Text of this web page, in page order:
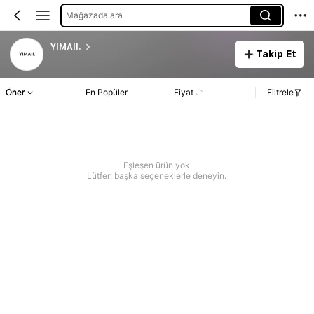
Mağazada ara
YIMAII.
Takip Et
Öner En Popüler Fiyat Filtrele
Eşleşen ürün yok
Lütfen başka seçeneklerle deneyin.